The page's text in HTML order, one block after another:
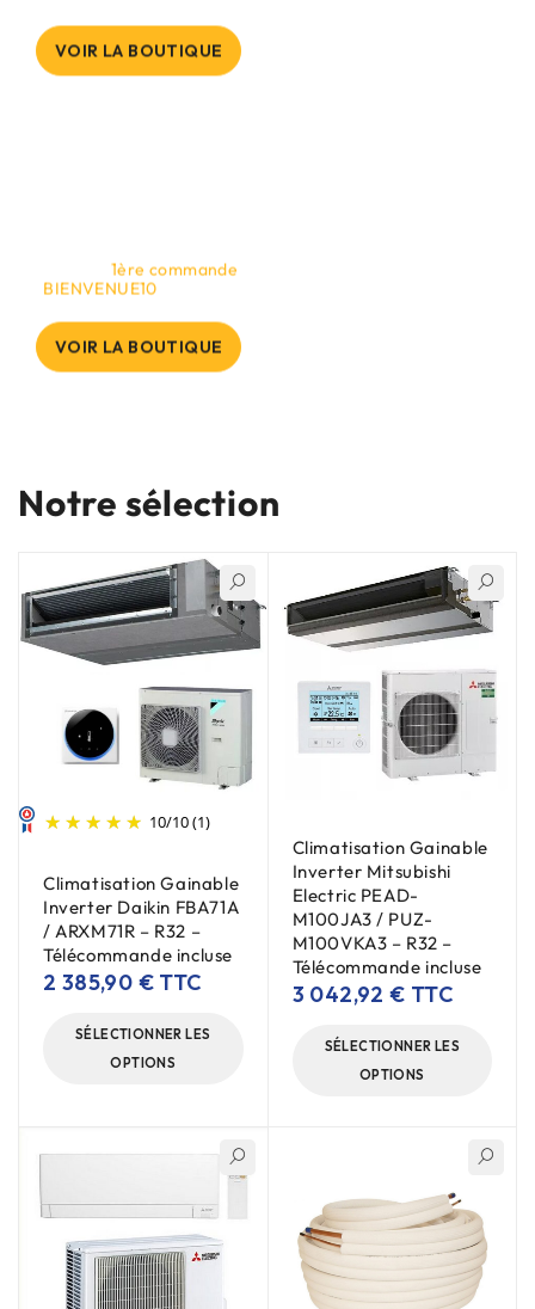
VOIR LA BOUTIQUE
sur votre1ère commande
BIENVENUE10
VOIR LA BOUTIQUE
Notre sélection
10/10(1)
Climatisation Gainable
Inverter Daikin FBA71A
/ ARXM71R – R32 –
Télécommande incluse
2 385,90 € TTC
SÉLECTIONNER LES
OPTIONS
Climatisation Gainable
Inverter Mitsubishi
Electric PEAD-
M100JA3 / PUZ-
M100VKA3 – R32 –
Télécommande incluse
3 042,92€ TTC
SÉLECTIONNER LES
OPTIONS